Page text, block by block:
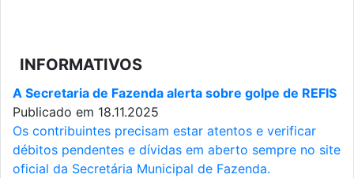
INFORMATIVOS
A Secretaria de Fazenda alerta sobre golpe de REFIS
Publicado em 18.11.2025
Os contribuintes precisam estar atentos e verificar
débitos pendentes e dívidas em aberto sempre no site
oficial da Secretária Municipal de Fazenda.